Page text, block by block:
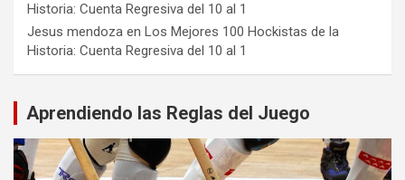
Historia: Cuenta Regresiva del 10 al 1
Jesus mendoza en Los Mejores 100 Hockistas de la
Historia: Cuenta Regresiva del 10 al 1
Aprendiendo las Reglas del Juego